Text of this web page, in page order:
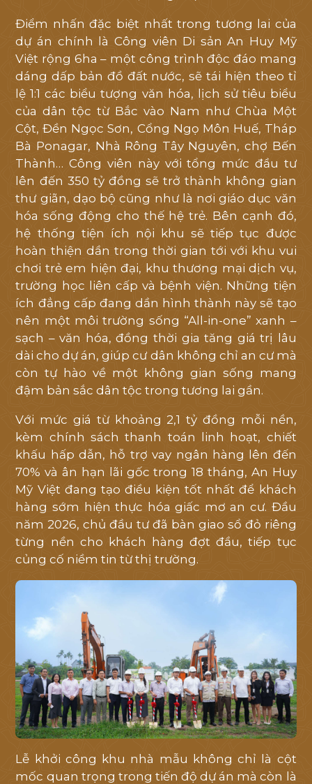
Điểm nhấn đặc biệt nhất trong tương lai của
dự án chính là Công viên Di sản An Huy Mỹ
Việt rộng 6ha – một công trình độc đáo mang
dáng dấp bản đồ đất nước, sẽ tái hiện theo tỉ
lệ 1:1 các biểu tượng văn hóa, lịch sử tiêu biểu
của dân tộc từ Bắc vào Nam như Chùa Một
Cột, Đền Ngọc Sơn, Cổng Ngọ Môn Huế, Tháp
Bà Ponagar, Nhà Rông Tây Nguyên, chợ Bến
Thành… Công viên này với tổng mức đầu tư
lên đến 350 tỷ đồng sẽ trở thành không gian
thư giãn, dạo bộ cũng như là nơi giáo dục văn
hóa sống động cho thế hệ trẻ. Bên cạnh đó,
hệ thống tiện ích nội khu sẽ tiếp tục được
hoàn thiện dần trong thời gian tới với khu vui
chơi trẻ em hiện đại, khu thương mại dịch vụ,
trường học liên cấp và bệnh viện. Những tiện
ích đẳng cấp đang dần hình thành này sẽ tạo
nên một môi trường sống “All-in-one” xanh –
sạch – văn hóa, đồng thời gia tăng giá trị lâu
dài cho dự án, giúp cư dân không chỉ an cư mà
còn tự hào về một không gian sống mang
đậm bản sắc dân tộc trong tương lai gần.
Với mức giá từ khoảng 2,1 tỷ đồng mỗi nền,
kèm chính sách thanh toán linh hoạt, chiết
khấu hấp dẫn, hỗ trợ vay ngân hàng lên đến
70% và ân hạn lãi gốc trong 18 tháng, An Huy
Mỹ Việt đang tạo điều kiện tốt nhất để khách
hàng sớm hiện thực hóa giấc mơ an cư. Đầu
năm 2026, chủ đầu tư đã bàn giao sổ đỏ riêng
từng nền cho khách hàng đợt đầu, tiếp tục
củng cố niềm tin từ thị trường.
Lễ khởi công khu nhà mẫu không chỉ là cột
mốc quan trọng trong tiến độ dự án mà còn là